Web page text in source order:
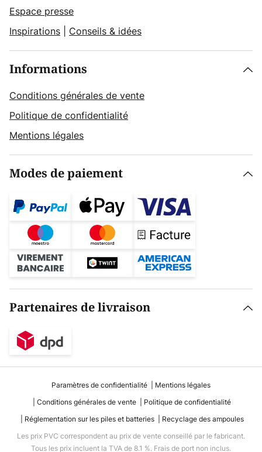
Espace presse
Inspirations
Conseils & idées
Informations
Conditions générales de vente
Politique de confidentialité
Mentions légales
Modes de paiement
Partenaires de livraison
Paramètres de confidentialité
Mentions légales
Conditions générales de vente
Politique de confidentialité
Réglementation sur les piles et batteries
Recyclage des ampoules
Les prix PVC correspondent au prix de vente conseillé par le fabricant.
Tous les prix incluent la TVA de 8.1 %. Frais de port non inclus.